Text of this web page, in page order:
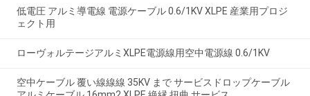
低電圧 アルミ導電線 電源ケーブル 0.6/1KV XLPE 産業用プロジ
ェクト用
ローヴォルテージアルミXLPE電源線用空中電源線 0.6/1KV
空中ケーブル 覆い線線線 35KV まで サービスドロップケーブル